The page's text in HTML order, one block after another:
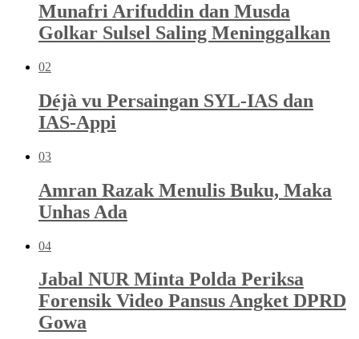
Munafri Arifuddin dan Musda
Golkar Sulsel Saling Meninggalkan
02
Déjà vu Persaingan SYL-IAS dan
IAS-Appi
03
Amran Razak Menulis Buku, Maka
Unhas Ada
04
Jabal NUR Minta Polda Periksa
Forensik Video Pansus Angket DPRD
Gowa